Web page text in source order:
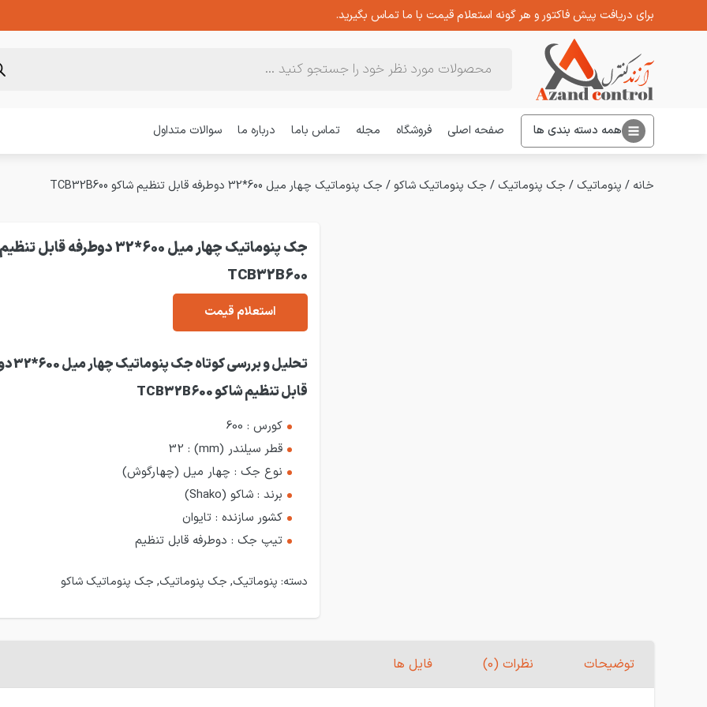
برای دریافت پیش فاکتور و هر گونه استعلام قیمت با ما تماس بگیرید.
همه دسته بندی ها صفحه اصلی فروشگاه مجله تماس باما درباره ما سوالات متداول
خانه / پنوماتیک / جک پنوماتیک / جک پنوماتیک شاکو / جک پنوماتیک چهار میل 600*32 دوطرفه قابل تنظیم شاکو TCB32B600
جک پنوماتیک چهار میل 600*32 دوطرفه
TCB32B600
استعلام قیمت
تحلیل و
قابل تنظیم شاکو TCB32B600
کورس : 600
قطر سیلندر (mm) : 32
نوع جک : چهار میل (چهارگوش)
برند : شاکو (Shako)
کشور سازنده : تایوان
تیپ جک : دوطرفه قابل تنظیم
دسته: پنوماتیک, جک پنوماتیک, جک پنوماتیک شاکو
توضیحات نظرات (0) فایل ها